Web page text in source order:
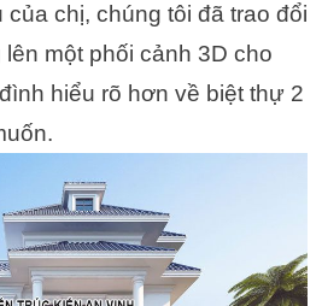
chị, chúng tôi đã trao đổi
một phối cảnh 3D cho
hiểu rõ hơn về biệt thự 2